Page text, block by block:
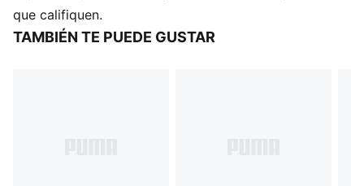
Tejido jacquard de doble cara
Largo: Regular
que califiquen.
TAMBIÉN TE PUEDE GUSTAR